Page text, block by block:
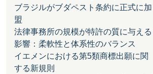
ブラジルがブダペスト条約に正式に加
盟
法律事務所の規模が特許の質に与える
影響：柔軟性と体系性のバランス
イエメンにおける第5類商標出願に関
する新規則